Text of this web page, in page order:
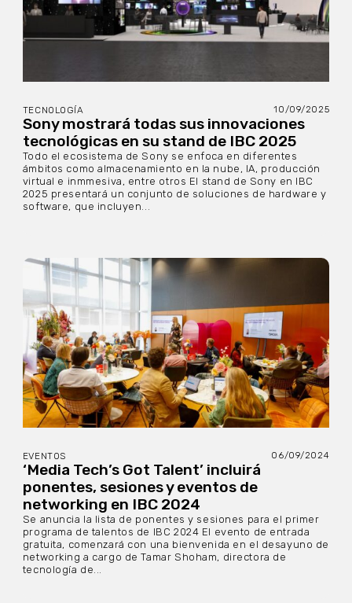
TECNOLOGÍA 10/09/2025
Sony mostrará todas sus innovaciones
tecnológicas en su stand de IBC 2025
Todo el ecosistema de Sony se enfoca en diferentes
ámbitos como almacenamiento en la nube, IA, producción
virtual e inmmesiva, entre otros El stand de Sony en IBC
2025 presentará un conjunto de soluciones de hardware y
software, que incluyen...
EVENTOS 06/09/2024
‘Media Tech’s Got Talent’ incluirá
ponentes, sesiones y eventos de
networking en IBC 2024
Se anuncia la lista de ponentes y sesiones para el primer
programa de talentos de IBC 2024 El evento de entrada
gratuita, comenzará con una bienvenida en el desayuno de
networking a cargo de Tamar Shoham, directora de
tecnología de...